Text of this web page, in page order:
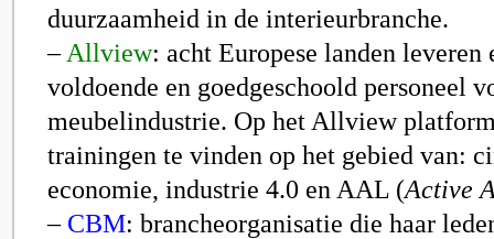
duurzaamheid in de interieurbranche.
– Allview: acht Europese landen leveren
voldoende en goedgeschoold personeel
meubelindustrie. Op het Allview
trainingen te vinden op het gebied van:
economie, industrie 4.0 en AAL (Active
– CBM: brancheorganisatie die haar